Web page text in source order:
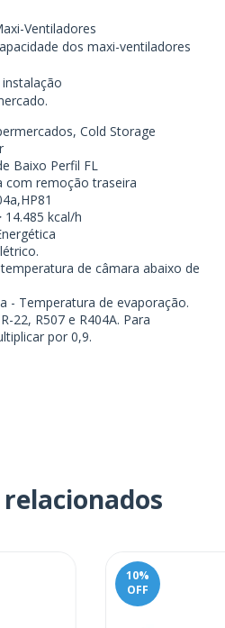
Ventiladores
dos maxi-ventiladores
Cold Storage
Baixo Perfil FL
com remoção traseira
14.485 kcal/h
de câmara abaixo de
- Temperatura de evaporação.
22, R507 e R404A. Para
por 0,9.
10%
OFF